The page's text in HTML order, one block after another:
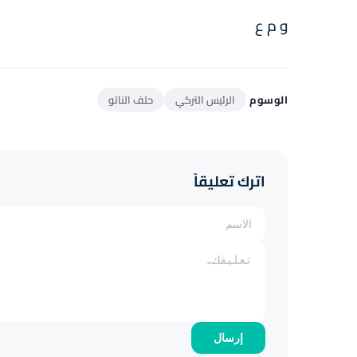
و م ع
الوسوم الرئيس التركي حلف الناتو
اترك تعليقاً
إرسال